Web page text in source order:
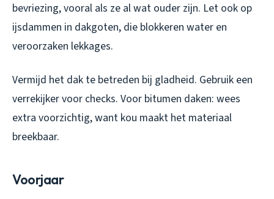
bevriezing, vooral als ze al wat ouder zijn. Let ook op
ijsdammen in dakgoten, die blokkeren water en
veroorzaken lekkages.
Vermijd het dak te betreden bij gladheid. Gebruik een
verrekijker voor checks. Voor bitumen daken: wees
extra voorzichtig, want kou maakt het materiaal
breekbaar.
Voorjaar